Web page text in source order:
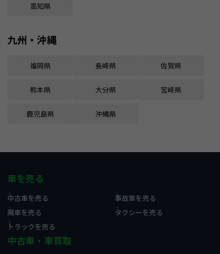
高知県
九州・沖縄
福岡県 長崎県 佐賀県
熊本県 大分県 宮崎県
鹿児島県 沖縄県
車を売る
中古車を売る
事故車を売る
廃車を売る
タクシーを売る
トラックを売る
中古車・車買取